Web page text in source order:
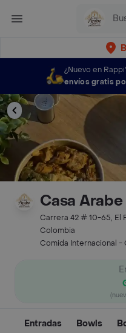
¿Nuevo en
envíos gratis
Casa
Carrera 42 # 10-65, El
Colombia
Comida Internacional -
Entradas Bowls